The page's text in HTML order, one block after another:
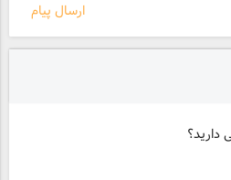
ارسال پیام
دارید؟